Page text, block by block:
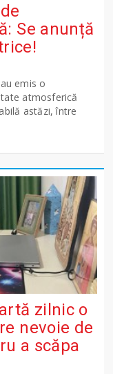
Se anunță
emis o
atmosferică
astăzi, între
zilnic o
nevoie de
a scăpa